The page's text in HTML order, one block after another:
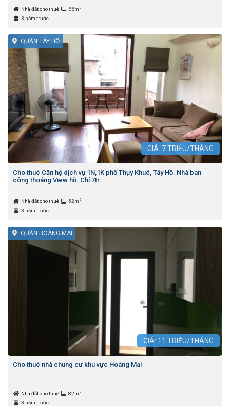
Nhà đất cho thuê 66m 2
3 năm trước
QUẬN TÂY HỒ
GIÁ: 7TRIỆU/THÁNG
Cho thuê Căn hộ dịch vụ 1N,1K phố Thụy Khuê, Tây Hồ. Nhà ban
công thoáng View hồ. Chỉ 7tr
Nhà đất cho thuê 52m 2
3 năm trước
QUẬN HOÀNG MAI
GIÁ: 11 TRIỆU/THÁNG
Cho thuê nhà chung cư khu vực Hoàng Mai
Nhà đất cho thuê 82m 2
3 năm trước